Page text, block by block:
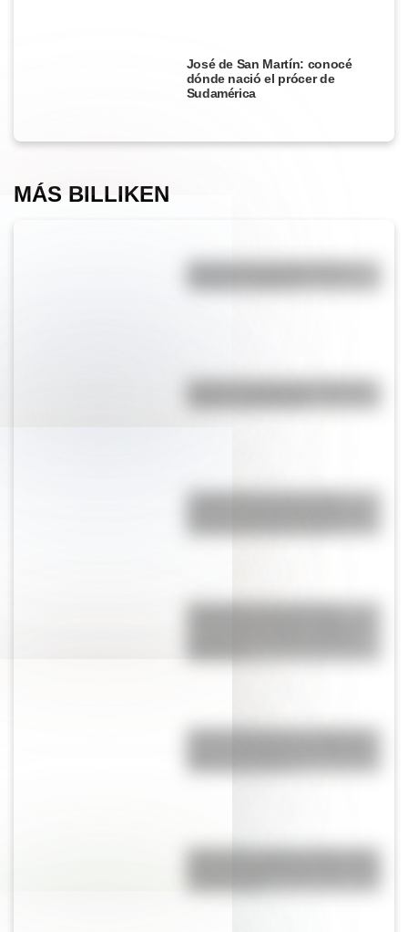
José de San Martín: conocé
dónde nació el prócer de
Sudamérica
MÁS BILLIKEN
Bandera de Guatemala para
colorear e imprimir
Bandera de Argentina: historia,
La Manzana de las Luces:
colonial de Buenos Aires
Graceland: ¿por qué esta
Amores históricos: conocé las
VIII y sus esposas
Moby Dick, el gran clásico de la